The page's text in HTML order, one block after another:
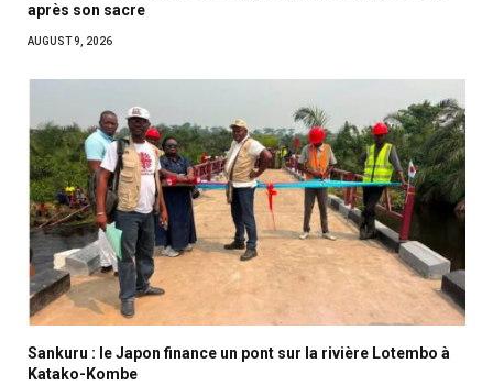
après son sacre
AUGUST 9, 2026
Sankuru : le Japon finance un pont sur la rivière Lotembo à
Katako-Kombe